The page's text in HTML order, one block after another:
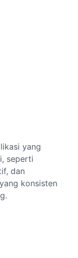
yang
seperti
dan
konsisten